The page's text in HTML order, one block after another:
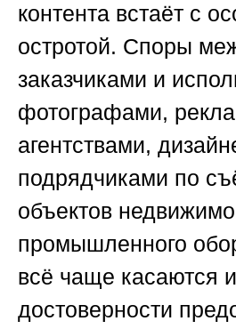
контента встаёт с
остротой. Споры
заказчиками и
фотографами,
агентствами,
подрядчиками по
объектов
промышленного
всё чаще касаются
достоверности